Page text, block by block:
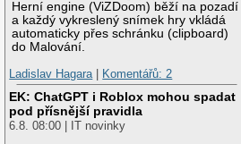
Herní engine (ViZDoom) běží na pozadí
a každý vykreslený snímek hry vkládá
automaticky přes schránku (clipboard)
do Malování.
Ladislav Hagara
Komentářů: 2
EK: ChatGPT i Roblox mohou spadat
pod přísnější pravidla
6.8. 08:00 | IT novinky